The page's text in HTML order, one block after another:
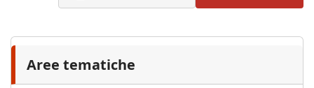
Aree tematiche